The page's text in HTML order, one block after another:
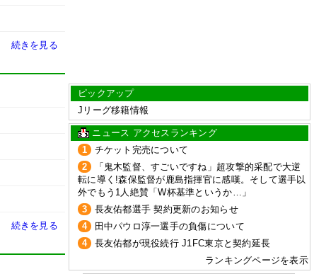
続きを見る
続きを見る
ピックアップ
Jリーグ移籍情報
ニュース アクセスランキング
1
チケット完売について
2
「鬼木監督、すごいですね」超攻撃的采配で大逆
転に導く!森保監督が鹿島指揮官に感嘆。そして選手以
外でもう1人絶賛「W杯基準というか…」
3
長友佑都選手 契約更新のお知らせ
4
田中パウロ淳一選手の負傷について
4
長友佑都が現役続行 J1FC東京と契約延長
ランキングページを表示